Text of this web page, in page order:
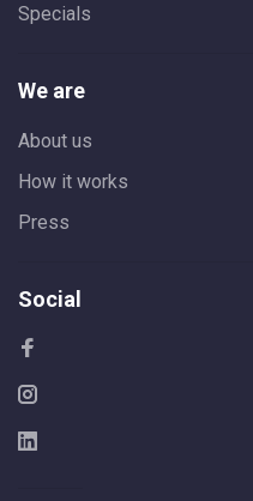
Specials
We are
About us
How it works
Press
Social